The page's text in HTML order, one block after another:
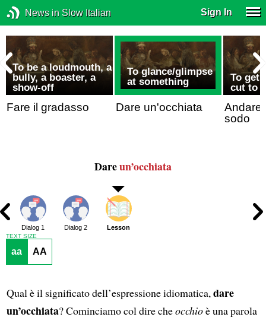
News in Slow Italian Sign In
To be a loudmouth, a
bully, a boaster, a
show-off
Fare il gradasso
To glance/glimpse
at something
Dare un'occhiata
To get
cut to
sodo
Dareun’occhiata
Dialog 1 Dialog 2 Lesson
TEXT SIZE
aa AA
Qual è il significato dell’espressione idiomatica, dare
un’occhiata? Cominciamo col dire cheocchioè una parola